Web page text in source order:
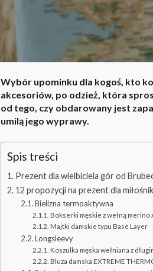
Wybór upominku dla kogoś, kto
akcesoriów, po odzież, która
od tego, czy obdarowany jest
umilą jego wyprawy.
Spis treści
Prezent dla wielbiciela gór od
12 propozycji na prezent dla
Bielizna termoaktywna
Bokserki męskie z wełną merino
Majtki damskie typu Base Layer
Longsleevy
Koszulka męska wełniana z
Bluza damska EXTREME